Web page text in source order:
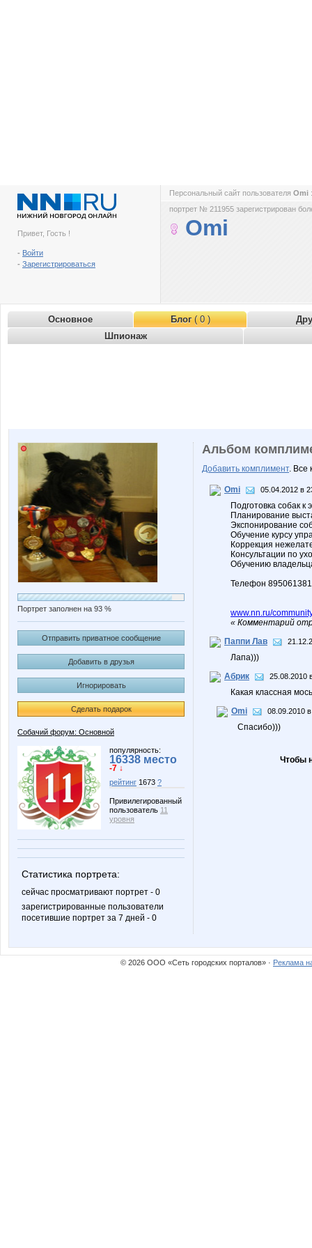
Привет, Гость !
- Войти
- Зарегистрироваться
Персональный сайт пользователя Omi
портрет № 211955 зарегистрирован
Omi
Основное Блог( 0 )
Шпионаж
Портрет заполнен на 93 %
Отправить приватное сообщение
Добавить в друзья
Игнорировать
Сделать подарок
Собачий форум: Основной
популярность:
16338 место
-7 ↓
рейтинг 1673 ?
Привилегированный
пользователь 11
уровня
Статистика портрета:
сейчас просматривают портрет - 0
зарегистрированные пользователи
посетившие портрет за 7 дней - 0
Альбом
Добавить комплимент. Все
Omi 05.04.2012 в
Подготовка собак к
Планирование
Экспонирование
Обучение курсу
Коррекция
Консультации по
Обучению
Телефон
www.nn.ru/
« Комментарий
Паппи Лав
Лапа)))
Абрик
25.08.2010
Какая классная
Omi
08.09.2010
Спасибо)))
Чтобы
© 2026 ООО «Сеть городских порталов» · Реклама